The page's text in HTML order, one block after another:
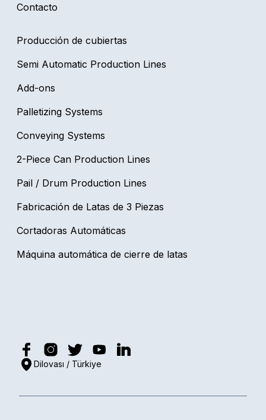
Contacto
Producción de cubiertas
Semi Automatic Production Lines
Add-ons
Palletizing Systems
Conveying Systems
2-Piece Can Production Lines
Pail / Drum Production Lines
Fabricación de Latas de 3 Piezas
Cortadoras Automáticas
Máquina automática de cierre de latas
Dilovası / Türkiye